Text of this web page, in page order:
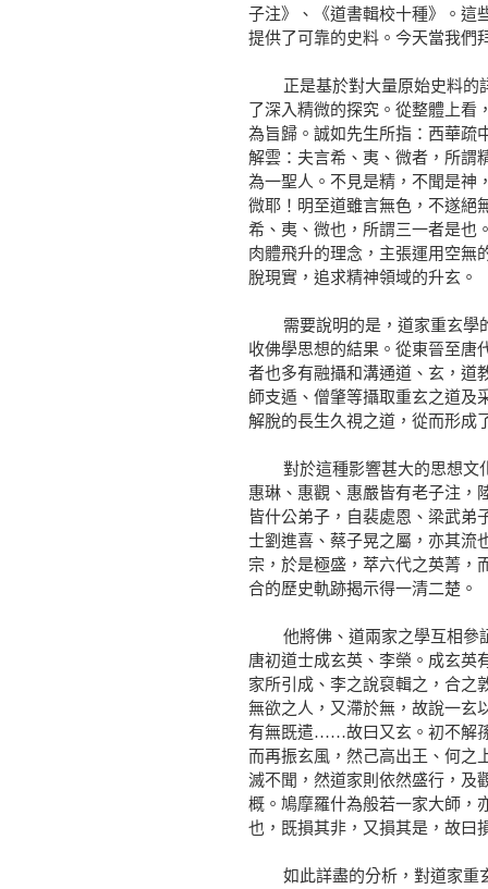
子注》、《道書輯校十種》。這
提供了可靠的史料。今天當我們
正是基於對大量原始史料的詳
了深入精微的探究。從整體上看
為旨歸。誠如先生所指：西華疏
解雲：夫言希、夷、微者，所謂
為一聖人。不見是精，不聞是神
微耶！明至道雖言無色，不遂絕
希、夷、微也，所謂三一者是也
肉體飛升的理念，主張運用空無
脫現實，追求精神領域的升玄。
需要說明的是，道家重玄學的
收佛學思想的結果。從東晉至唐
者也多有融攝和溝通道、玄，道
師支遁、僧肇等攝取重玄之道及
解脫的長生久視之道，從而形成
對於這種影響甚大的思想文化
惠琳、惠觀、惠嚴皆有老子注，
皆什公弟子，自裴處恩、梁武弟
士劉進喜、蔡子晃之屬，亦其流
宗，於是極盛，萃六代之英菁，
合的歷史軌跡揭示得一清二楚。
他將佛、道兩家之學互相參証
唐初道士成玄英、李榮。成玄英
家所引成、李之說裒輯之，合之
無欲之人，又滯於無，故說一
有無既遣……故曰又玄。初不解
而再振玄風，然己高出王、何之
滅不聞，然道家則依然盛行，及
概。鳩摩羅什為般若一家大師，
也，既損其非，又損其是，故曰
如此詳盡的分析，對道家重玄